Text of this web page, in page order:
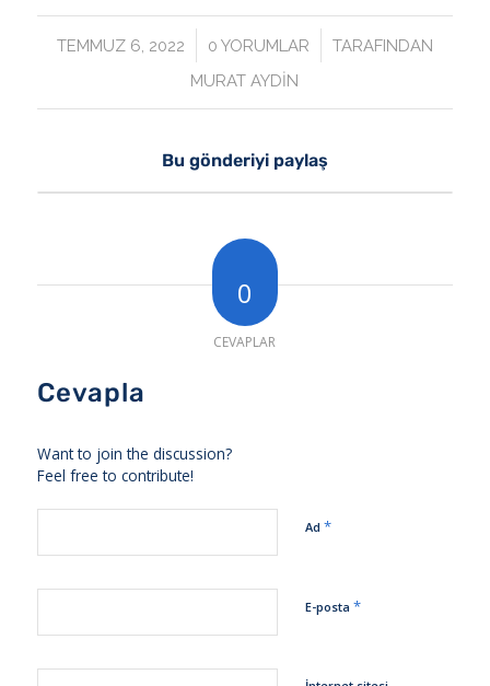
TEMMUZ 6, 2022
/ 0 YORUMLAR
/
TARAFINDAN
MURAT AYDIN
Bu gönderiyi paylaş
0
CEVAPLAR
Cevapla
Want to join the discussion?
Feel free to contribute!
Ad *
E-posta *